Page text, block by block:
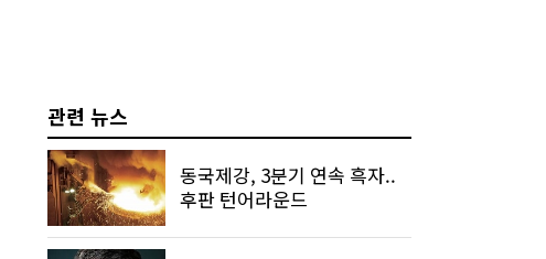
관련 뉴스
동국제강, 3분기 연속 흑자..
후판 턴어라운드